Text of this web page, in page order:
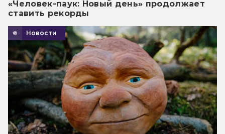
«Человек-паук: Новый день» продолжает
ставить рекорды
Новости